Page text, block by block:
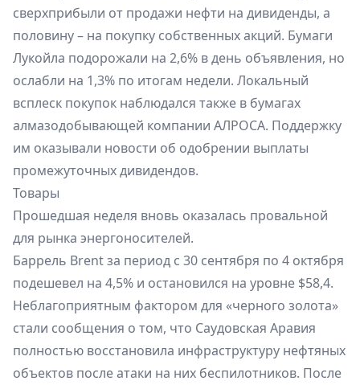
сверхприбыли от продажи нефти на дивиденды, а
половину – на покупку собственных акций. Бумаги
Лукойла подорожали на 2,6% в день объявления, но
ослабли на 1,3% по итогам недели. Локальный
всплеск покупок наблюдался также в бумагах
алмазодобывающей компании АЛРОСА. Поддержку
им оказывали новости об одобрении выплаты
промежуточных дивидендов.
Товары
Прошедшая неделя вновь оказалась провальной
для рынка энергоносителей.
Баррель Brent за период с 30 сентября по 4 октября
подешевел на 4,5% и остановился на уровне $58,4.
Неблагоприятным фактором для «черного золота»
стали сообщения о том, что Саудовская Аравия
полностью восстановила инфраструктуру нефтяных
объектов после атаки на них беспилотников. После